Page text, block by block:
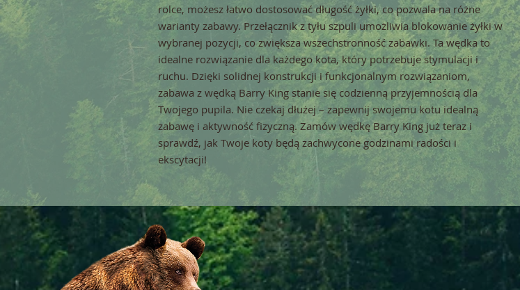
rolce, możesz łatwo dostosować długość żyłki, co pozwala na różne
warianty zabawy. Przełącznik z tyłu szpuli umożliwia blokowanie żyłki w
wybranej pozycji, co zwiększa wszechstronność zabawki. Ta wędka to
idealne rozwiązanie dla każdego kota, który potrzebuje stymulacji i
ruchu. Dzięki solidnej konstrukcji i funkcjonalnym rozwiązaniom,
zabawa z wędką Barry King stanie się codzienną przyjemnością dla
Twojego pupila. Nie czekaj dłużej – zapewnij swojemu kotu idealną
zabawę i aktywność fizyczną. Zamów wędkę Barry King już teraz i
sprawdź, jak Twoje koty będą zachwycone godzinami radości i
ekscytacji!